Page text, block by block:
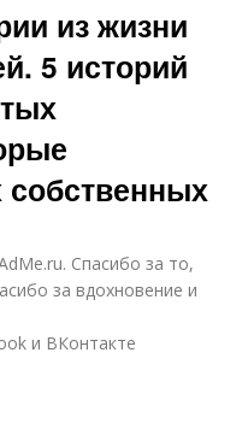
из жизни
5 историй
собственных
Cпасибо за то,
за вдохновение и
и ВКонтакте